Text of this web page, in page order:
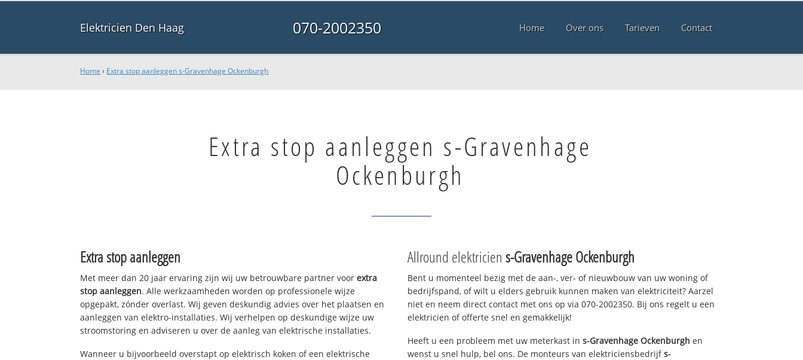
Elektricien Den Haag 070-2002350 Home Over ons Tarieven Contact
Home › Extra stop aanleggen s-Gravenhage Ockenburgh
Extra stop aanleggen s-Gravenhage
Ockenburgh
Extra stop aanleggen
Met meer dan 20 jaar ervaring zijn wij uw betrouwbare partner voorextra
stop aanleggen. Alle werkzaamheden worden op professionele wijze
opgepakt, zónder overlast. Wij geven deskundig advies over het plaatsen en
aanleggen van elektro-installaties. Wij verhelpen op deskundige wijze uw
stroomstoring en adviseren u over de aanleg van elektrische installaties.
Wanneer u bijvoorbeeld overstapt op elektrisch koken of een elektrische
Allround elektricien s-Gravenhage Ockenburgh
Bent u momenteel bezig met de aan-, ver- of nieuwbouw van uw woning of
bedrijfspand, of wilt u elders gebruik kunnen maken van elektriciteit? Aarzel
niet en neem direct contact met ons op via 070-2002350. Bij ons regelt u een
elektricien of offerte snel en gemakkelijk!
Heeft u een probleem met uw meterkast in s-Gravenhage Ockenburgh en
wenst u snel hulp, bel ons. De monteurs van elektriciensbedrijfs-